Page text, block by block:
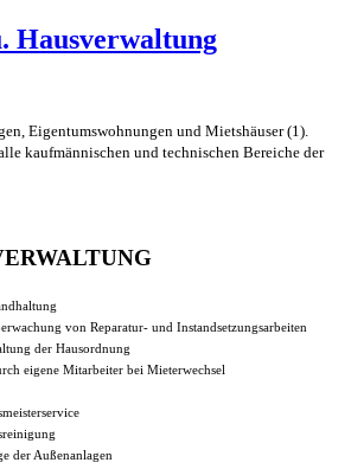
Hausverwaltung
Eigentumswohnungen und Mietshäuser (1).
kaufmännischen und technischen Bereiche der
von Reparatur- und Instandsetzungsarbeiten
der Hausordnung
eigene Mitarbeiter bei Mieterwechsel
der Außenanlagen